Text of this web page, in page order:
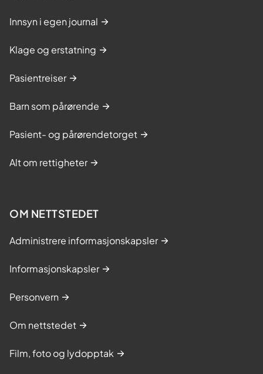
Innsyn i egen journal
Klage og erstatning
Pasientreiser
Barn som pårørende
Pasient- og pårørendetorget
Alt om rettigheter
OM NETTSTEDET
Administrere informasjonskapsler
Informasjonskapsler
Personvern
Om nettstedet
Film, foto og lydopptak